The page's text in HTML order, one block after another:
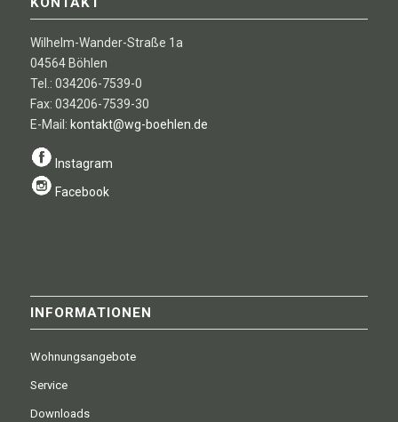
Wilhelm-Wander-Straße 1a
04564 Böhlen
Tel.: 034206-7539-0
Fax: 034206-7539-30
E-Mail: kontakt@wg-boehlen.de
Instagram
Facebook
INFORMATIONEN
Wohnungsangebote
Service
Downloads